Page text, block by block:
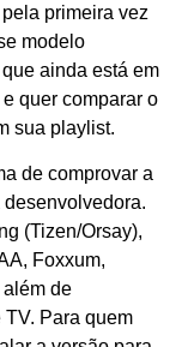
primeira vez
modelo
ainda está em
quer comparar o
sua playlist.
de comprovar a
(Tizen/Orsay),
Foxxum,
de
Para quem